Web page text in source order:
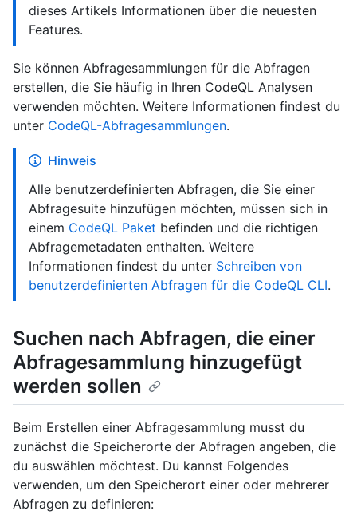
dieses Artikels Informationen über die neuesten
Features.
Sie können Abfragesammlungen für die Abfragen
erstellen, die Sie häufig in Ihren CodeQL Analysen
verwenden möchten. Weitere Informationen findest du
unter CodeQL-Abfragesammlungen.
Hinweis
Alle benutzerdefinierten Abfragen, die Sie einer
Abfragesuite hinzufügen möchten, müssen sich in
einem CodeQL Paket befinden und die richtigen
Abfragemetadaten enthalten. Weitere
Informationen findest du unter Schreiben von
benutzerdefinierten Abfragen für die CodeQL CLI.
Suchen nach Abfragen, die einer
Abfragesammlung hinzugefügt
werden sollen
Beim Erstellen einer Abfragesammlung musst du
zunächst die Speicherorte der Abfragen angeben, die
du auswählen möchtest. Du kannst Folgendes
verwenden, um den Speicherort einer oder mehrerer
Abfragen zu definieren: